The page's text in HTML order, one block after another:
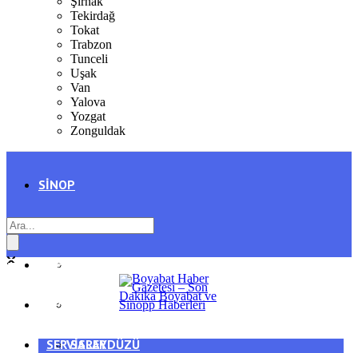
Tekirdağ
Tokat
Trabzon
Tunceli
Uşak
Van
Yalova
Yozgat
Zonguldak
SINOP
AYANCIK
SARAYDÜZÜ
GENEL
SPOR
SERVISLER